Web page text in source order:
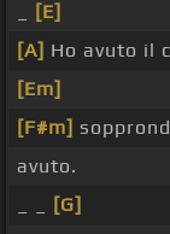
[E]
[A] Ho avuto il
[Em]
[F#m]
avuto.
[G]